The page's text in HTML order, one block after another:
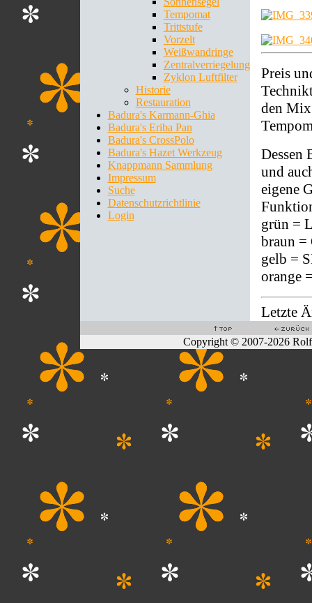
Tempomat
Trittstufe
Vorzelt
Weißwandringe
Zentralverriegelung
Zyklon Luftfilter
Historie
Restauration
Badura's Karmann-Ghia
Badura's Eriba Pan
Badura's CrossPolo
Badura's Hazet Werkzeug
Knappmann Sammlung
Impressum
Suche
Datenschutzrichtlinie
Login
Preis
den
Dessen
und
eigene
grün =
braun =
gelb =
orange
Letzte
Copyright © 2007-2026